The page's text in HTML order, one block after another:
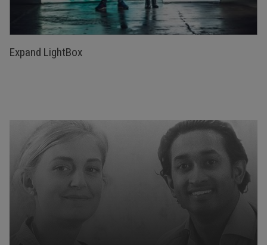
Expand LightBox